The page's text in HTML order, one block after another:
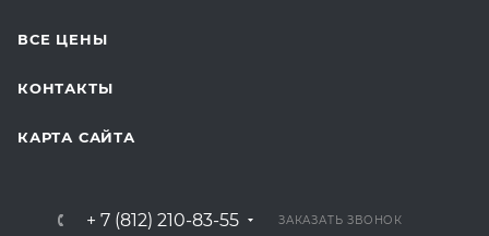
ВСЕ ЦЕНЫ
КОНТАКТЫ
КАРТА САЙТА
+ 7 (812) 210-83-55 ЗАКАЗАТЬ ЗВОНОК